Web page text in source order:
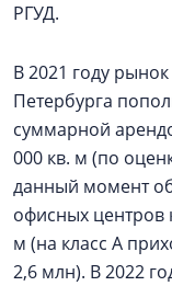
РГУД.
В 2021 году
Петербурга
суммарной
000 кв. м (по
данный момент
офисных центров
м (на класс А
2,6 млн). В 2022